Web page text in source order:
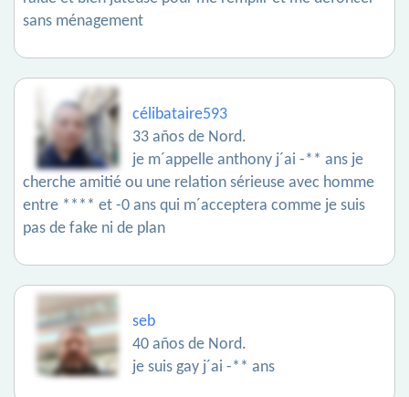
sans ménagement
célibataire593
33 años de Nord.
je m´appelle anthony j´ai -** ans je
cherche amitié ou une relation sérieuse avec homme
entre **** et -0 ans qui m´acceptera comme je suis
pas de fake ni de plan
seb
40 años de Nord.
je suis gay j´ai -** ans